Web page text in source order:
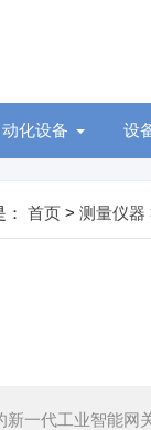
动化设备 设
首页 > 测量仪器
一代工业智能网